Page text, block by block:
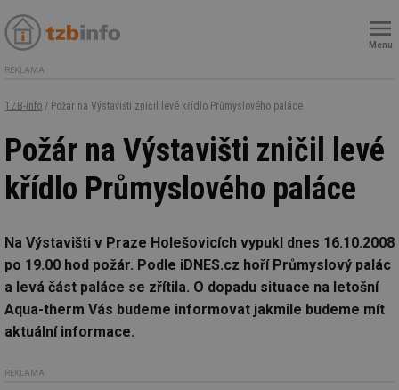
Menu
REKLAMA
TZB-info / Požár na Výstavišti zničil levé křídlo Průmyslového paláce
Požár na Výstavišti zničil levé
křídlo Průmyslového paláce
Na Výstavišti v Praze Holešovicích vypukl dnes 16.10.2008
po 19.00 hod požár. Podle iDNES.cz hoří Průmyslový palác
a levá část paláce se zřítila. O dopadu situace na letošní
Aqua-therm Vás budeme informovat jakmile budeme mít
aktuální informace.
REKLAMA